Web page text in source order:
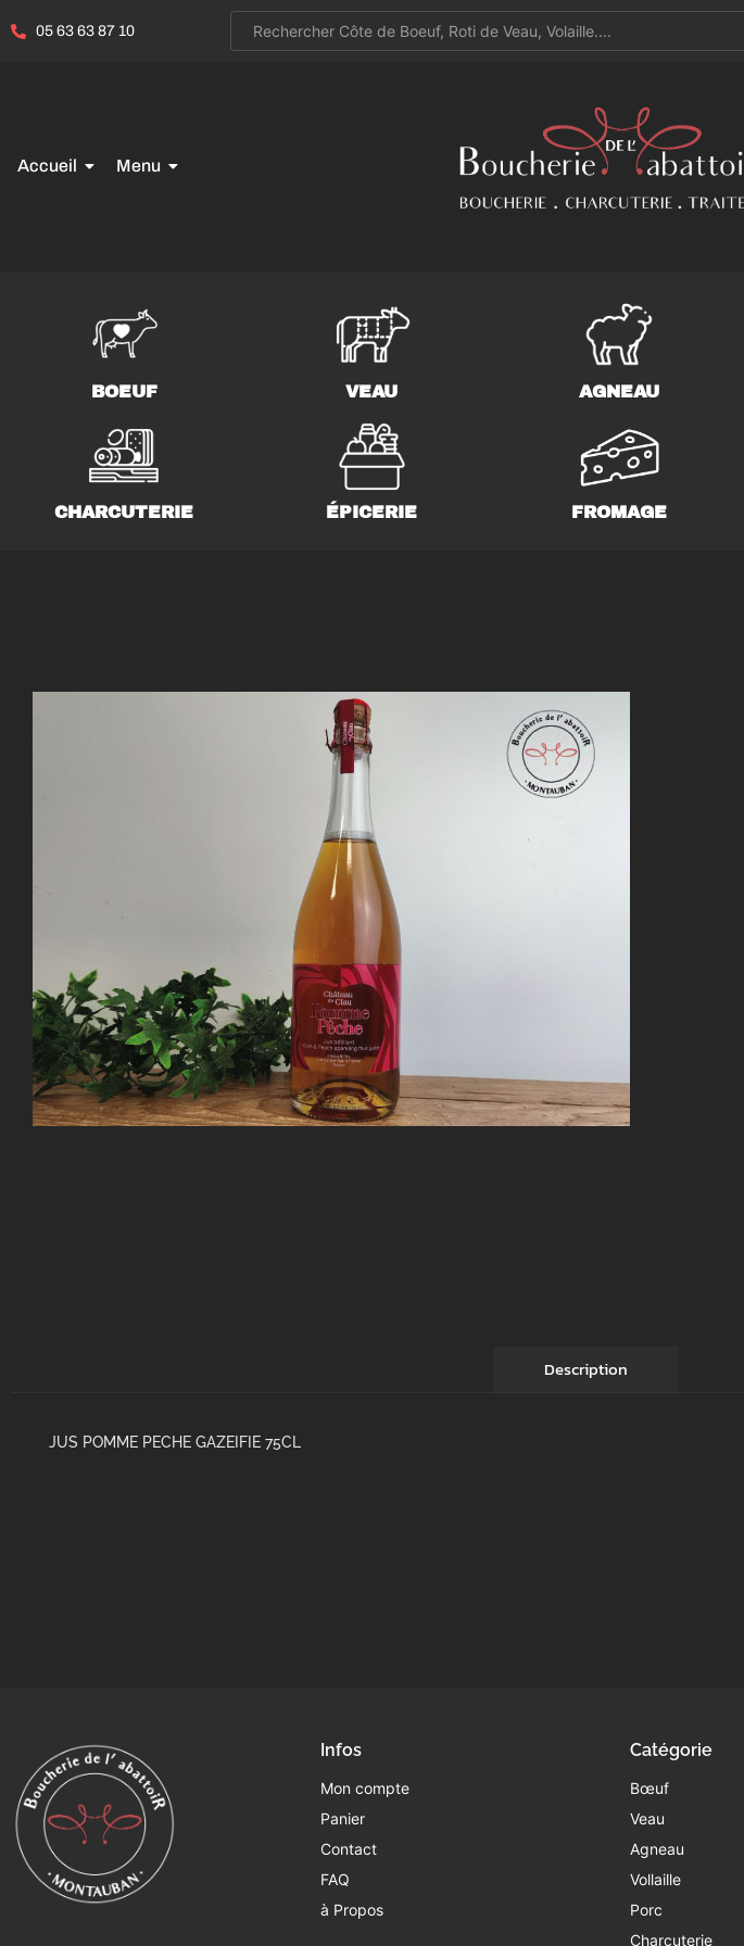
05 63 63 87 10
Accueil Menu
BOEUF VEAU AGNEAU
CHARCUTERIE ÉPICERIE FROMAGE
Description
JUS POMME PECHE GAZEIFIE 75CL
Infos
Mon compte
Panier
Contact
FAQ
à Propos
Catégorie
Bœuf
Veau
Agneau
Vollaille
Porc
Charcuterie